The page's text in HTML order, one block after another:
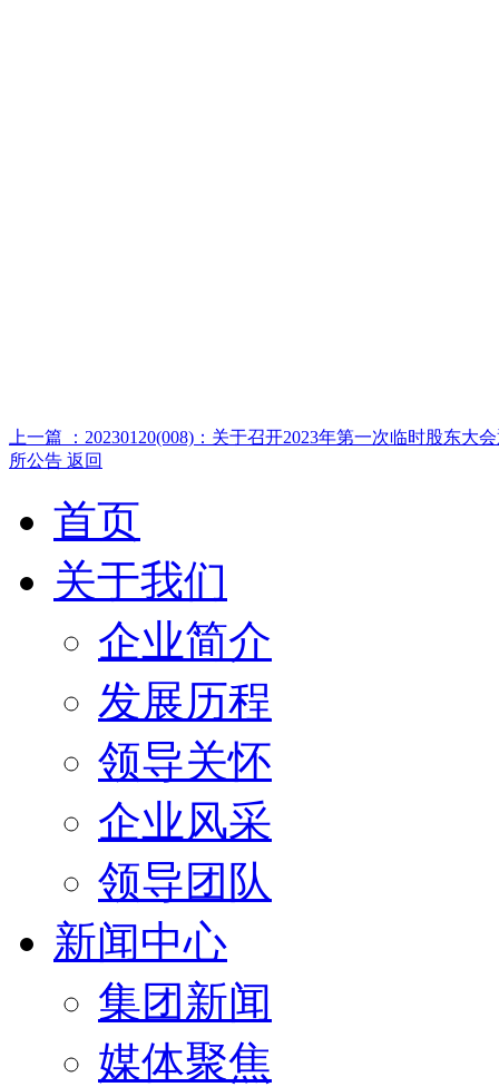
上一篇 ：20230120(008)：关于召开2023年第一次临时股东大
所公告 返回
首页
关于我们
企业简介
发展历程
领导关怀
企业风采
领导团队
新闻中心
集团新闻
媒体聚焦